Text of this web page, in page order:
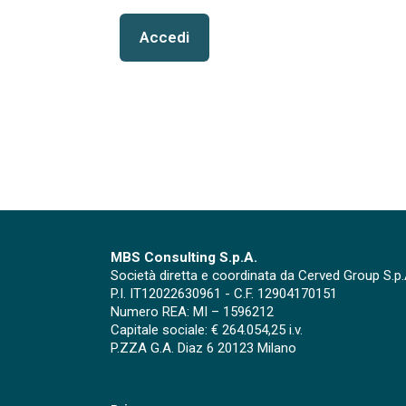
Accedi
MBS Consulting S.p.A.
Società diretta e coordinata da Cerved Group
P.I. IT12022630961 - C.F. 12904170151
Numero REA: MI – 1596212
Capitale sociale: € 264.054,25 i.v.
P.ZZA G.A. Diaz 6 20123 Milano